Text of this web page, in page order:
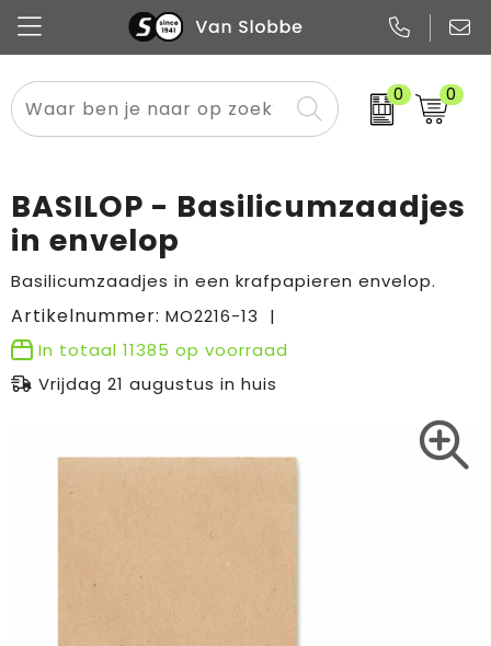
0 0
Alle categorieën
Snoep
Promo
Pennen
Notitieboekjes
Papier
Flessen
Glazen en karaffen
Merken
Meest gekozen
Sportkleding
Overig textiel
Boodschappen- en draagtassen
Sport & vrije tijd
Rugzakken
BASILOP - Basilicumzaadjes
in envelop
Basilicumzaadjes in een krafpapieren envelop.
Artikelnummer: MO2216-13
In totaal 11385 op voorraad
Vrijdag 21 augustus in huis